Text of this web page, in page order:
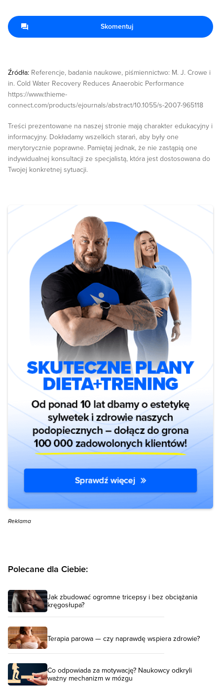
Źródła: Referencje, badania naukowe, piśmiennictwo: M. J. Crowe i
in. Cold Water Recovery Reduces Anaerobic Performance
https://www.thieme-
connect.com/products/ejournals/abstract/10.1055/s-2007-965118
Treści prezentowane na naszej stronie mają charakter edukacyjny i
informacyjny. Dokładamy wszelkich starań, aby były one
merytorycznie poprawne. Pamiętaj jednak, że nie zastąpią one
indywidualnej konsultacji ze specjalistą, która jest dostosowana do
Twojej konkretnej sytuacji.
Skomentuj
Reklama
Polecane dla Ciebie:
Jak zbudować ogromne tricepsy i bez obciążania
kręgosłupa?
Terapia parowa — czy naprawdę wspiera zdrowie?
Co odpowiada za motywację? Naukowcy odkryli
ważny mechanizm w mózgu